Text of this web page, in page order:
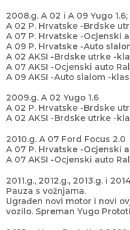
2008.g. A 02 i A 09 Yugo
A 02 P. Hrvatske -Brdske
A 07 P. Hrvatske -Ocjenski
A 09 P. Hrvatske -Auto
A 02 AKSI -Brdske utrke -
A 07 AKSI -Ocjenski auto
A 09 AKSI -Auto slalom -
2009.g. A 02 Yugo 1.6
A 02 P. Hrvatske -Brdske
A 02 AKSI -Brdske utrke -
2010.g. A 07 Ford Focus 2.0
A 07 P. Hrvatske -Ocjenski
A 07 AKSI -Ocjenski auto
2011.g., 2012.g., 2013.g. i
Pauza s vožnjama.
Ugrađen novi motor i novi
vozilo. Spreman Yugo